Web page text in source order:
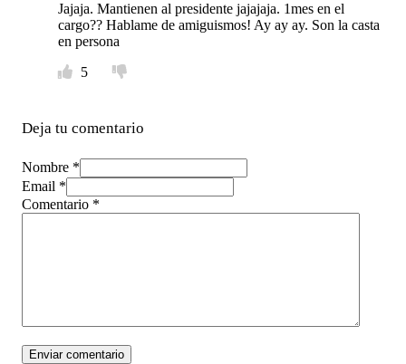
Jajaja. Mantienen al presidente jajajaja. 1mes en el
cargo?? Hablame de amiguismos! Ay ay ay. Son la casta
en persona
5
Deja tu comentario
Nombre *
Email *
Comentario *